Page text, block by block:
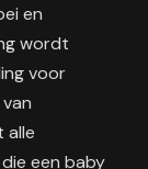
en
wordt
voor
alle
een baby